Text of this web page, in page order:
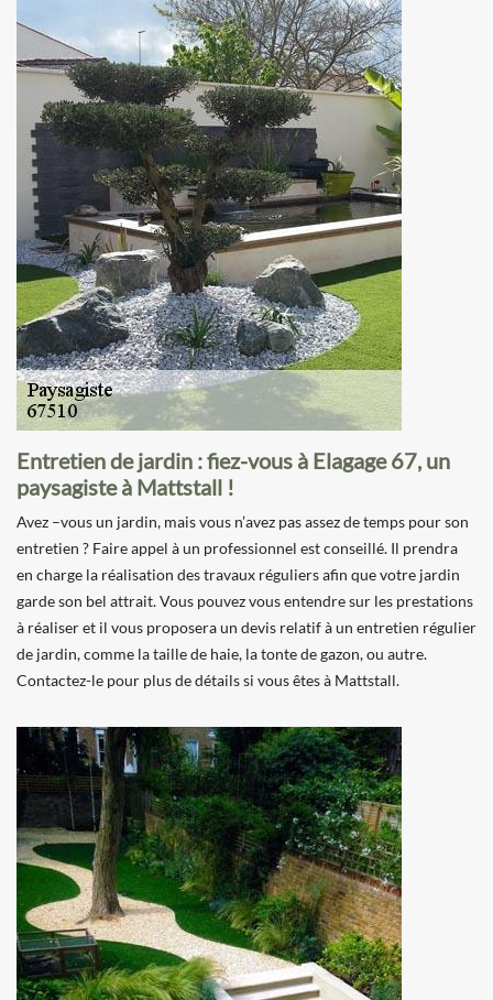
Entretien de jardin : fiez-vous à Elagage 67, un
paysagiste à Mattstall !
Avez –vous un jardin, mais vous n’avez pas assez de temps pour son
entretien ? Faire appel à un professionnel est conseillé. Il prendra
en charge la réalisation des travaux réguliers afin que votre jardin
garde son bel attrait. Vous pouvez vous entendre sur les prestations
à réaliser et il vous proposera un devis relatif à un entretien régulier
de jardin, comme la taille de haie, la tonte de gazon, ou autre.
Contactez-le pour plus de détails si vous êtes à Mattstall.